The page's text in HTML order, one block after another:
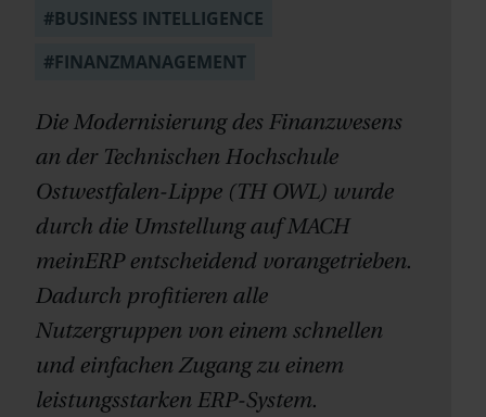
#BUSINESS INTELLIGENCE
#FINANZMANAGEMENT
Die Modernisierung des Finanzwesens
an der Technischen Hochschule
Ostwestfalen-Lippe (TH OWL) wurde
durch die Umstellung auf MACH
meinERP entscheidend vorangetrieben.
Dadurch profitieren alle
Nutzergruppen von einem schnellen
und einfachen Zugang zu einem
leistungsstarken ERP-System.